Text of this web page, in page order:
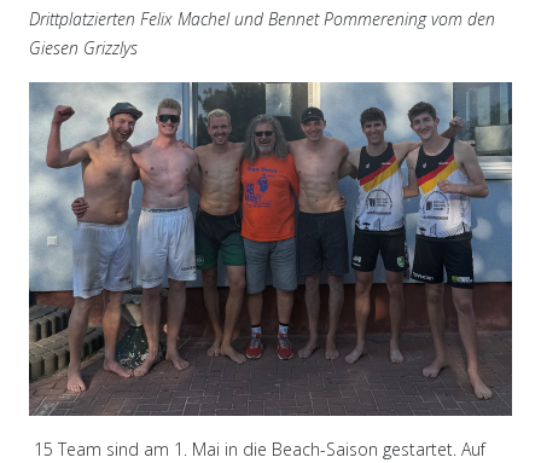
Drittplatzierten Felix Machel und Bennet Pommerening vom den
Giesen Grizzlys
15 Team sind am 1. Mai in die Beach-Saison gestartet. Auf